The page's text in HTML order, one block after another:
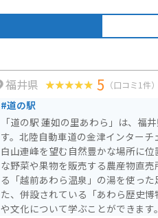
福井県 5 （口コミ1件）
#道の駅
「道の駅 蓮如の里あわら」は、福
す。北陸自動車道の金津インター
白山連峰を望む自然豊かな場所に位置してい
な野菜や果物を販売する農産物直
る「越前あわら温泉」の湯を使った足
た、併設されている「あわら歴史
や文化について学ぶことができます。 バイクで訪れる場合は、